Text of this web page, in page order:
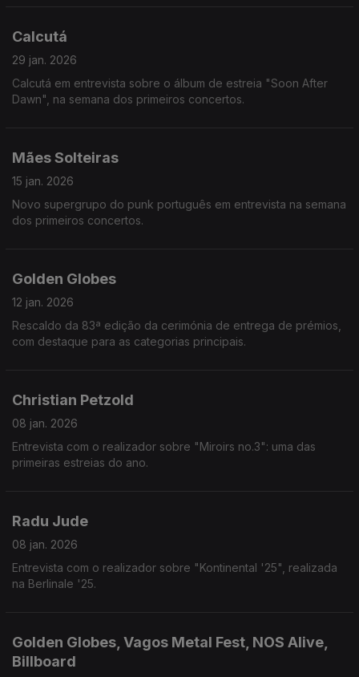
Calcutá
29 jan. 2026
Calcutá em entrevista sobre o álbum de estreia "Soon After
Dawn", na semana dos primeiros concertos.
Mães Solteiras
15 jan. 2026
Novo supergrupo do punk português em entrevista na semana
dos primeiros concertos.
Golden Globes
12 jan. 2026
Rescaldo da 83ª edição da cerimónia de entrega de prémios,
com destaque para as categorias principais.
Christian Petzold
08 jan. 2026
Entrevista com o realizador sobre "Miroirs no.3": uma das
primeiras estreias do ano.
Radu Jude
08 jan. 2026
Entrevista com o realizador sobre "Kontinental '25", realizada
na Berlinale '25.
Golden Globes, Vagos Metal Fest, NOS Alive,
Billboard